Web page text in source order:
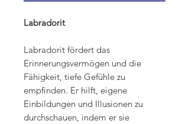
Labradorit
Labradorit fördert das
Erinnerungsvermögen und die
Fähigkeit, tiefe Gefühle zu
empfinden. Er hilft, eigene
Einbildungen und Illusionen zu
durchschauen, indem er sie